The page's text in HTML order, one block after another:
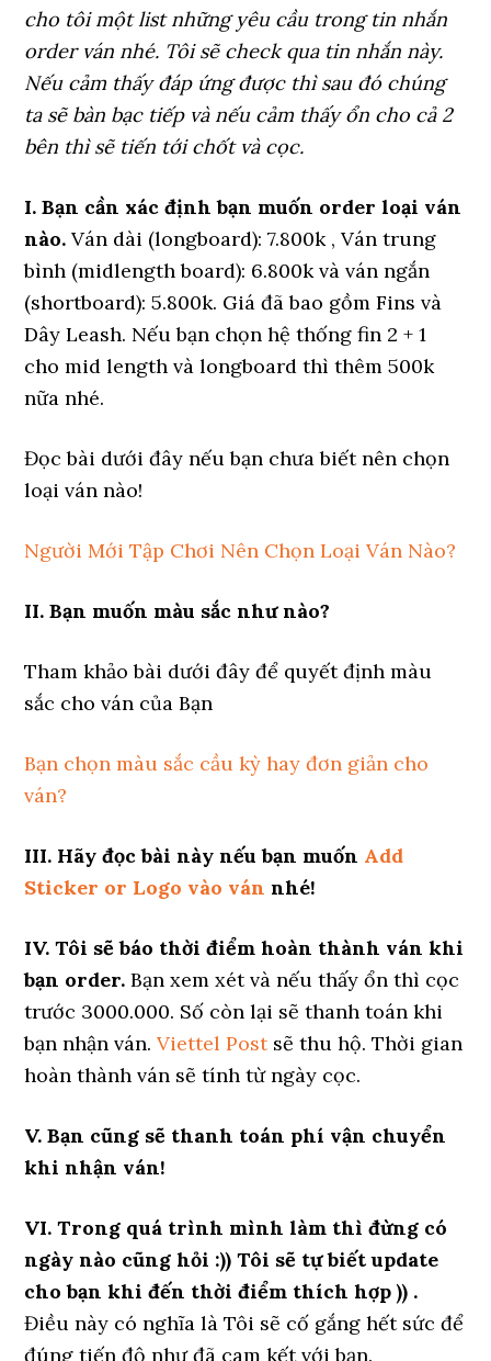
cho tôi một list những yêu cầu trong tin nhắn
order ván nhé. Tôi sẽ check qua tin nhắn này.
Nếu cảm thấy đáp ứng được thì sau đó chúng
ta sẽ bàn bạc tiếp và nếu cảm thấy ổn cho cả 2
bên thì sẽ tiến tới chốt và cọc.
I. Bạn cần xác định bạn muốn order loại ván
nào. Ván dài (longboard): 7.800k , Ván trung
bình (midlength board): 6.800k và ván ngắn
(shortboard): 5.800k. Giá đã bao gồm Fins và
Dây Leash. Nếu bạn chọn hệ thống fin 2 + 1
cho mid length và longboard thì thêm 500k
nữa nhé.
Đọc bài dưới đây nếu bạn chưa biết nên chọn
loại ván nào!
Người Mới Tập Chơi Nên Chọn Loại Ván Nào?
II. Bạn muốn màu sắc như nào?
Tham khảo bài dưới đây để quyết định màu
sắc cho ván của Bạn
Bạn chọn màu sắc cầu kỳ hay đơn giản cho
ván?
III. Hãy đọc bài này nếu bạn muốn Add
Sticker or Logo vào ván nhé!
IV. Tôi sẽ báo thời điểm hoàn thành ván khi
bạn order. Bạn xem xét và nếu thấy ổn thì cọc
trước 3000.000. Số còn lại sẽ thanh toán khi
bạn nhận ván.Viettel Postsẽ thu hộ. Thời gian
hoàn thành ván sẽ tính từ ngày cọc.
V. Bạn cũng sẽ thanh toán phí vận chuyển
khi nhận ván!
VI. Trong quá trình mình làm thì đừng có
ngày nào cũng hỏi :)) Tôi sẽ tự biết update
cho bạn khi đến thời điểm thích hợp )) .
Điều này có nghĩa là Tôi sẽ cố gắng hết sức để
đúng tiến độ như đã cam kết với bạn.